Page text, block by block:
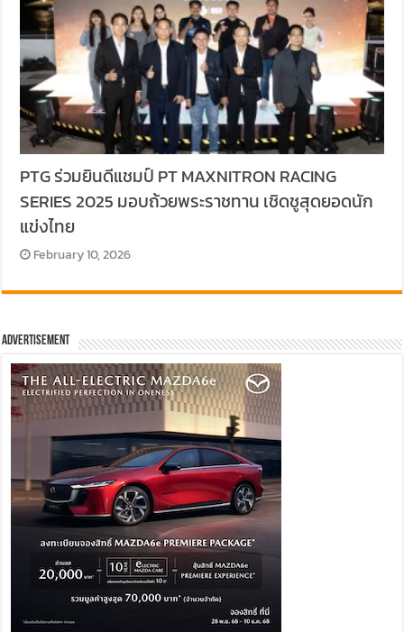
PTG ร่วมยินดีแชมป์ PT MAXNITRON RACING
SERIES 2025 มอบถ้วยพระราชทาน เชิดชูสุดยอดนัก
แข่งไทย
February 10, 2026
Advertisement